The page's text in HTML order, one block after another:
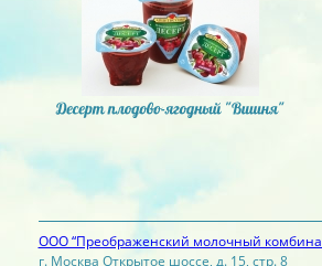
ООО “Преображенский молочный
г. Москва Открытое шоссе, д. 15, стр. 8